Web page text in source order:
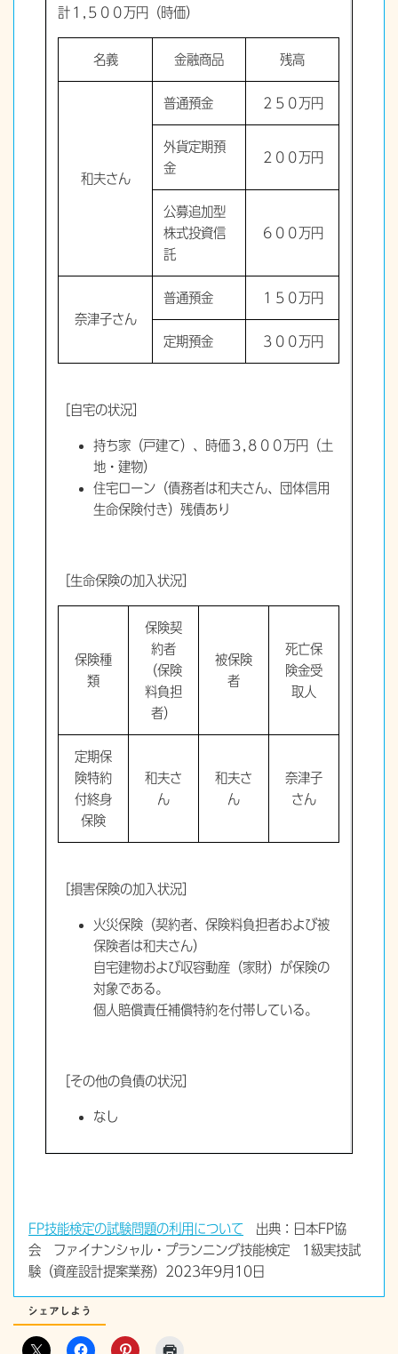
計１,５００万円（時価）
名義 金融商品 残高
和夫さん
普通預金 ２５０万円
外貨定期預
金
２００万円
公募追加型
株式投資信
託
６００万円
奈津子さん
普通預金 １５０万円
定期預金 ３００万円
［自宅の状況］
持ち家（戸建て）、時価３,８００万円（土
地・建物）
住宅ローン（債務者は和夫さん、団体信用
生命保険付き）残債あり
［生命保険の加入状況］
保険種
類
保険契
約者
（保険
料負担
者）
被保険
者
死亡保
険金受
取人
定期保
険特約
付終身
保険
和夫さ
ん
和夫さ
ん
奈津子
さん
［損害保険の加入状況］
火災保険（契約者、保険料負担者および被
保険者は和夫さん）
自宅建物および収容動産（家財）が保険の
対象である。
個人賠償責任補償特約を付帯している。
［その他の負債の状況］
なし
FP技能検定の試験問題の利用について 出典：日本FP協
会 ファイナンシャル・プランニング技能検定 1級実技試
験（資産設計提案業務）2023年9月10日
シェアしよう